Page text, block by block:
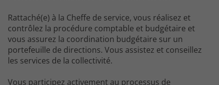
Rattaché(e) à la Cheffe de service, vous réalisez et
contrôlez la procédure comptable et budgétaire et
vous assurez la coordination budgétaire sur un
portefeuille de directions. Vous assistez et conseillez
les services de la collectivité.
Vous participez activement au processus de